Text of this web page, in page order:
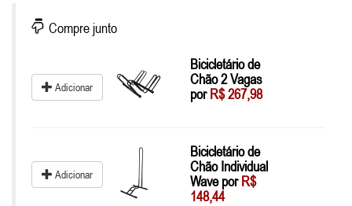
Compre junto
Adicionar
Bicicletário de
Chão 2 Vagas
porR$ 267,98
Adicionar
Bicicletário de
Chão Individual
Wave porR$
148,44